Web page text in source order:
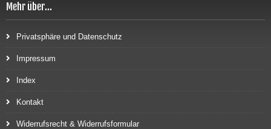
Mehr über...
Privatsphäre und Datenschutz
Impressum
Index
Kontakt
Widerrufsrecht & Widerrufsformular